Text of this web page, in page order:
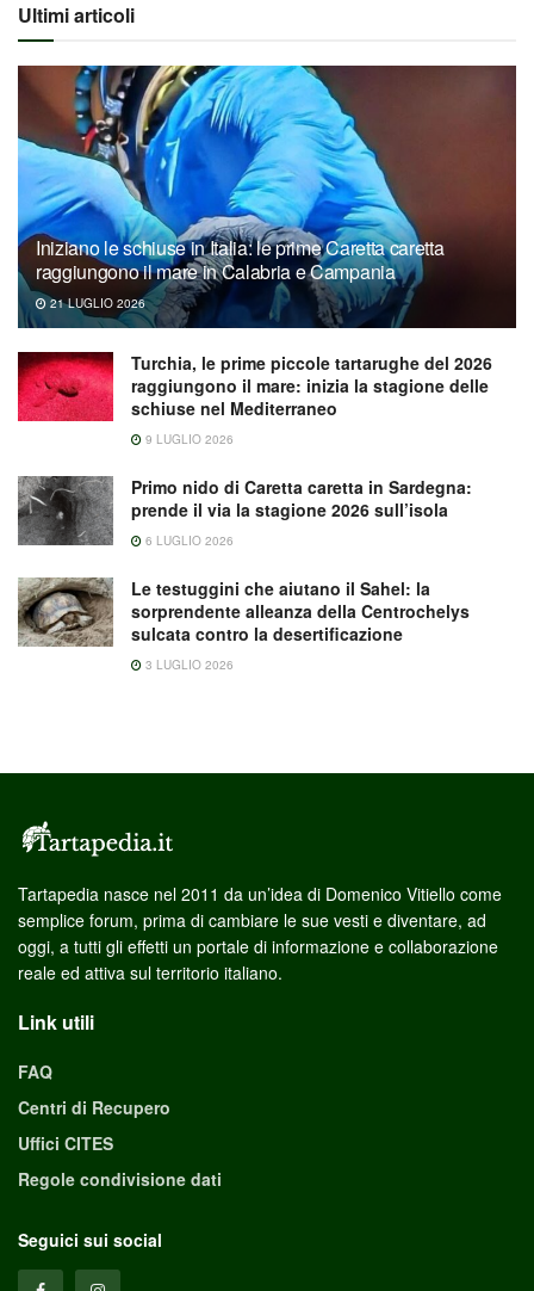
Ultimi articoli
Iniziano le schiuse in Italia: le prime Caretta caretta
raggiungono il mare in Calabria e Campania
21 LUGLIO 2026
Turchia, le prime piccole tartarughe del 2026
raggiungono il mare: inizia la stagione delle
schiuse nel Mediterraneo
9 LUGLIO 2026
Primo nido di Caretta caretta in Sardegna:
prende il via la stagione 2026 sull’isola
6 LUGLIO 2026
Le testuggini che aiutano il Sahel: la
sorprendente alleanza della Centrochelys
sulcata contro la desertificazione
3 LUGLIO 2026
Tartapedia nasce nel 2011 da un’idea di Domenico Vitiello come
semplice forum, prima di cambiare le sue vesti e diventare, ad
oggi, a tutti gli effetti un portale di informazione e collaborazione
reale ed attiva sul territorio italiano.
Link utili
FAQ
Centri di Recupero
Uffici CITES
Regole condivisione dati
Seguici sui social